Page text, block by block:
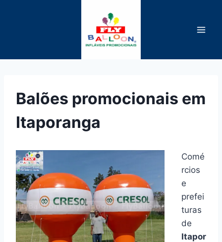
Balões promocionais em
Itaporanga
Comé
rcios
e
prefei
turas
de
Itapor